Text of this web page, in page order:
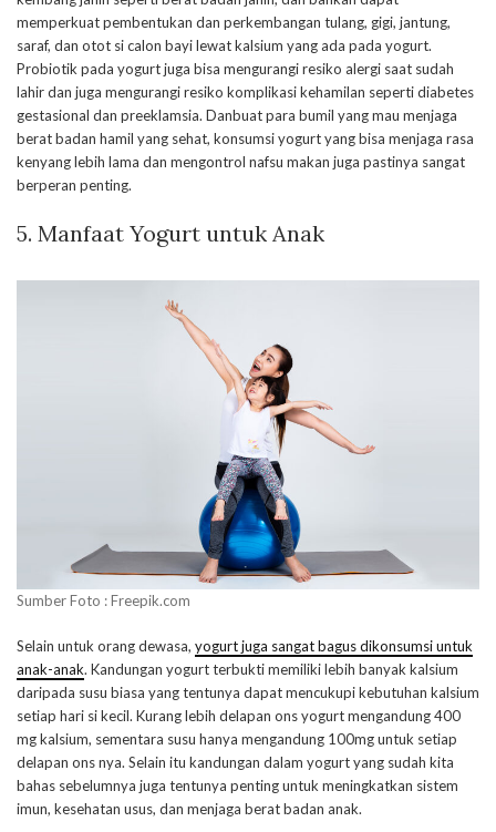
memperkuat pembentukan dan perkembangan tulang, gigi, jantung,
saraf, dan otot si calon bayi lewat kalsium yang ada pada yogurt.
Probiotik pada yogurt juga bisa mengurangi resiko alergi saat sudah
lahir dan juga mengurangi resiko komplikasi kehamilan seperti diabetes
gestasional dan preeklamsia. Danbuat para bumil yang mau menjaga
berat badan hamil yang sehat, konsumsi yogurt yang bisa menjaga rasa
kenyang lebih lama dan mengontrol nafsu makan juga pastinya sangat
berperan penting.
5. Manfaat Yogurt untuk Anak
Sumber Foto : Freepik.com
Selain untuk orang dewasa, yogurt juga sangat bagus dikonsumsi untuk
anak-anak. Kandungan yogurt terbukti memiliki lebih banyak kalsium
daripada susu biasa yang tentunya dapat mencukupi kebutuhan kalsium
setiap hari si kecil. Kurang lebih delapan ons yogurt mengandung 400
mg kalsium, sementara susu hanya mengandung 100mg untuk setiap
delapan ons nya. Selain itu kandungan dalam yogurt yang sudah kita
bahas sebelumnya juga tentunya penting untuk meningkatkan sistem
imun, kesehatan usus, dan menjaga berat badan anak.